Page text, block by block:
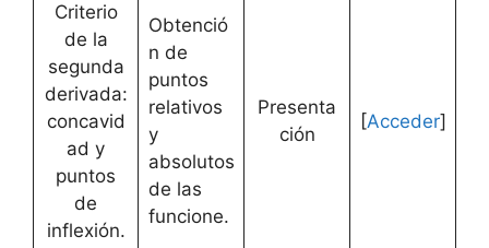
Criterio
de la
segunda
derivada:
concavid
ad y
puntos
de
inflexión.
Obtenció
n de
puntos
relativos
y
absolutos
de las
funcione.
Presenta
ción
[Acceder]